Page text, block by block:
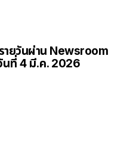
ายวันผ่าน Newsroom
นที่ 4 มี.ค. 2026